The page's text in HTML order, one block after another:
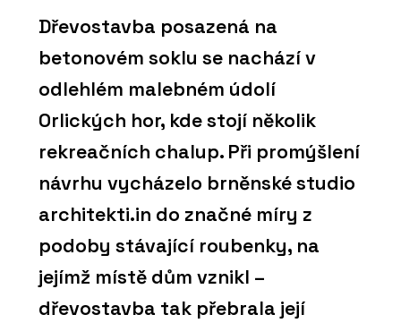
Dřevostavba posazená na
betonovém soklu se nachází v
odlehlém malebném údolí
Orlických hor, kde stojí několik
rekreačních chalup. Při promýšlení
návrhu vycházelo brněnské studio
architekti.in do značné míry z
podoby stávající roubenky, na
jejímž místě dům vznikl –
dřevostavba tak přebrala její